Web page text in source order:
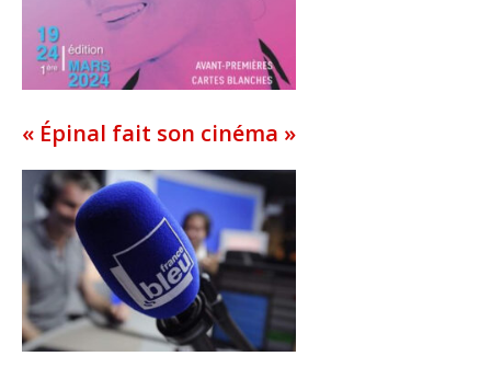
« Épinal fait son cinéma »